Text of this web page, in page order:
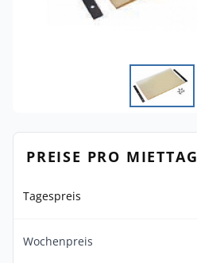
PREISE PRO MIETTAG
Tagespreis
Wochenpreis